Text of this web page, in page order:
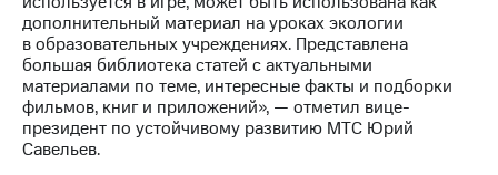
управление
Корпоративный
секретарь
Раскрытие
информации
Информация
дополнительный материал на уроках экологии
в образовательных учреждениях. Представлена
большая библиотека статей с актуальными
материалами по теме, интересные факты и подборки
фильмов, книг и приложений», — отметил вице-
президент по устойчивому развитию МТС Юрий
Савельев.